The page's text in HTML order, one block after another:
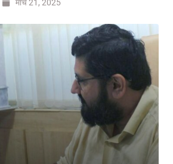
मार्च 21, 2025